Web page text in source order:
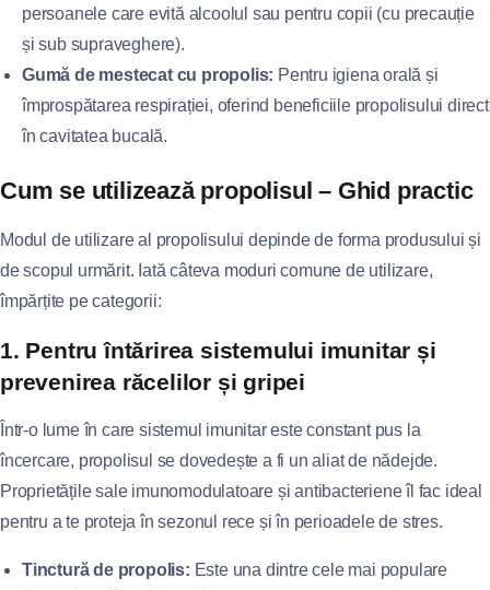
persoanele care evită alcoolul sau pentru copii (cu precauție
și sub supraveghere).
Gumă de mestecat cu propolis: Pentru igiena orală și
împrospătarea respirației, oferind beneficiile propolisului direct
în cavitatea bucală.
Cum se utilizează propolisul – Ghid practic
Modul de utilizare al propolisului depinde de forma produsului și
de scopul urmărit. Iată câteva moduri comune de utilizare,
împărțite pe categorii:
1. Pentru întărirea sistemului imunitar și
prevenirea răcelilor și gripei
Într-o lume în care sistemul imunitar este constant pus la
încercare, propolisul se dovedește a fi un aliat de nădejde.
Proprietățile sale imunomodulatoare și antibacteriene îl fac ideal
pentru a te proteja în sezonul rece și în perioadele de stres.
Tinctură de propolis: Este una dintre cele mai populare